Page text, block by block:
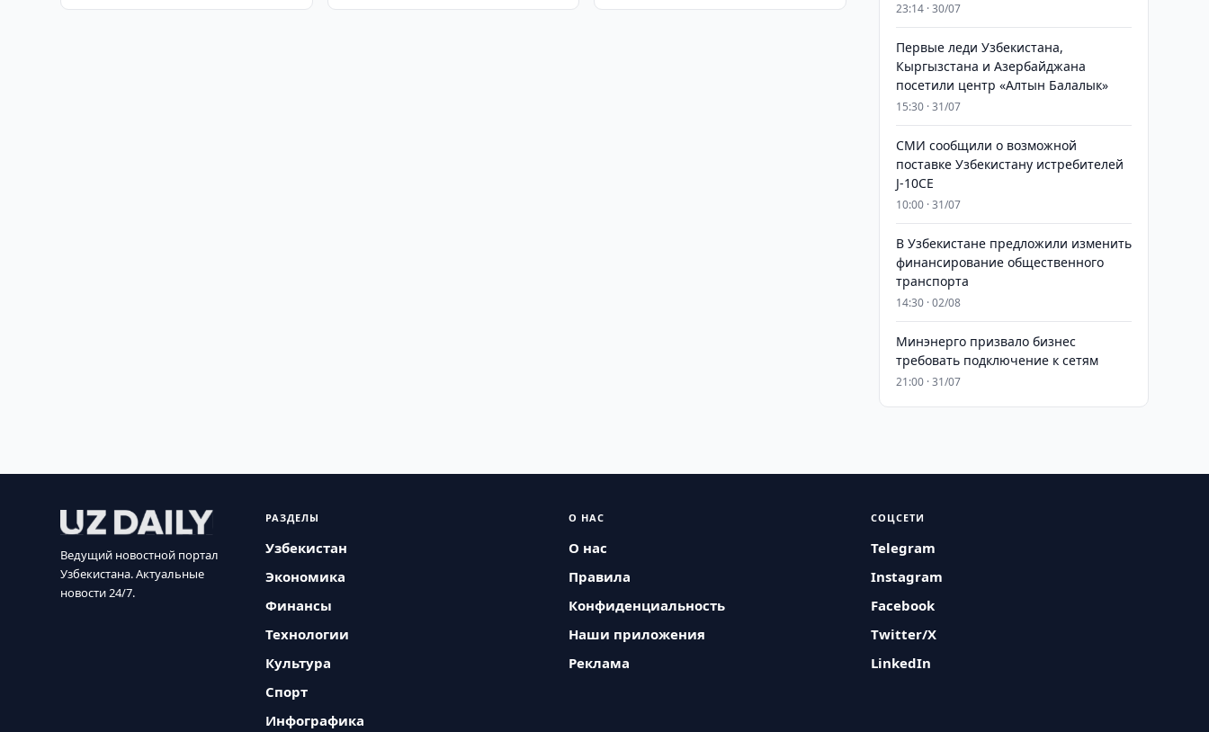
23:14 · 30/07
Первые леди Узбекистана,
Кыргызстана и Азербайджана
посетили центр «Алтын Балалык»
15:30 · 31/07
СМИ сообщили о возможной
поставке Узбекистану истребителей
J-10CE
10:00 · 31/07
В Узбекистане предложили изменить
финансирование общественного
транспорта
14:30 · 02/08
Минэнерго призвало бизнес
требовать подключение к сетям
21:00 · 31/07
Ведущий новостной портал
Узбекистана. Актуальные
новости 24/7.
РАЗДЕЛЫ
Узбекистан
Экономика
Финансы
Технологии
Культура
Спорт
Инфографика
О НАС
О нас
Правила
Конфиденциальность
Наши приложения
Реклама
СОЦСЕТИ
Telegram
Instagram
Facebook
Twitter/X
LinkedIn